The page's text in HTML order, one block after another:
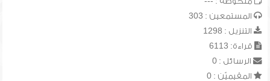
المستمعين : 303
التنزيل : 1298
قراءة: 6113
الرسائل : 0
المقيميّن : 0